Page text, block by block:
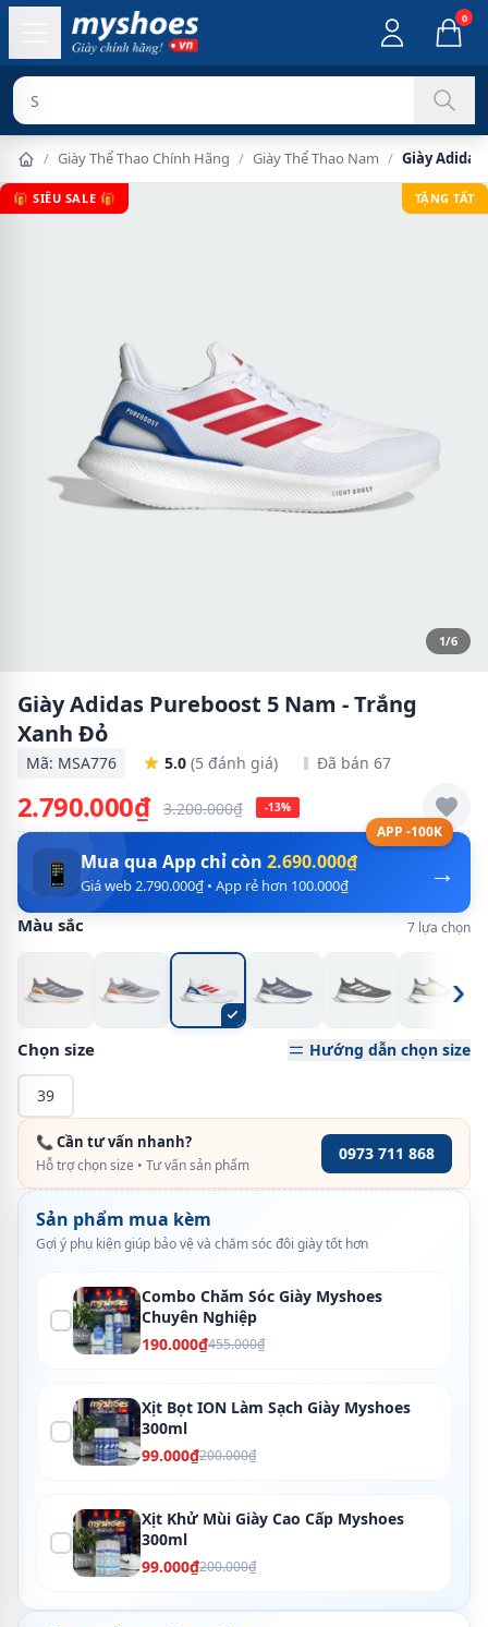
0
Sản phẩm chính h
/ Giày Thể Thao Chính Hãng / Giày Thể Thao Nam / Giày
🎁 SIÊU SALE 🎁 TẶNG TẤT
1/6
Giày Adidas Pureboost 5 Nam - Trắng
Xanh Đỏ
Mã: MSA776 5.0 (5 đánh giá) Đã bán 67
2.790.000₫ 3.200.000₫ -13%
APP -100K
→
📱 Mua qua App chỉ còn 2.690.000₫
Giá web 2.790.000₫ • App rẻ hơn 100.000₫
Màu sắc 7 lựa chọn
›
Chọn size Hướng dẫn chọn size
39
📞 Cần tư vấn nhanh?
Hỗ trợ chọn size • Tư vấn sản phẩm
0973 711 868
Sản phẩm mua kèm
Gợi ý phụ kiện giúp bảo vệ và chăm sóc đôi giày tốt hơn
Combo Chăm Sóc Giày Myshoes
Chuyên Nghiệp
190.000₫455.000₫
Xịt Bọt ION Làm Sạch Giày Myshoes
300ml
99.000₫200.000₫
Xịt Khử Mùi Giày Cao Cấp Myshoes
300ml
99.000₫200.000₫